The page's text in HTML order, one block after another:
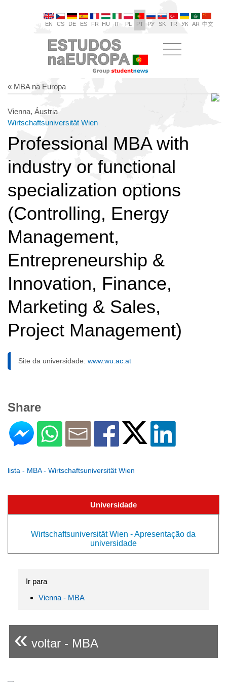
EN CS DE ES FR HU IT PL PT РУ SK TR УК AR 中文
« MBA na Europa
Vienna, Áustria
Wirtschaftsuniversität Wien
Professional MBA with
industry or functional
specialization options
(Controlling, Energy
Management,
Entrepreneurship &
Innovation, Finance,
Marketing & Sales,
Project Management)
Site da universidade: www.wu.ac.at
Share
lista - MBA - Wirtschaftsuniversität Wien
Universidade
Wirtschaftsuniversität Wien - Apresentação da
universidade
Ir para
Vienna - MBA
« voltar - MBA